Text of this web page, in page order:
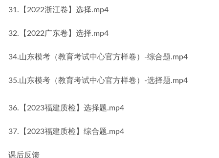
31.【2022浙江卷】选择.mp4
32.【2022广东卷】选择.mp4
34.山东模考（教育考试中心官方样卷）-综合题.mp4
35.山东模考（教育考试中心官方样卷）-选择题.mp4
36.【2023福建质检】选择题.mp4
37.【2023福建质检】综合题.mp4
课后反馈